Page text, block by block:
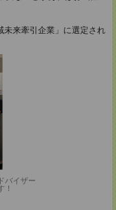
来牽引企業」に選定され
バイザー
！